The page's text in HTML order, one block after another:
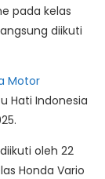
pada kelas
diikuti
Motor
Hati Indonesia
oleh 22
Honda Vario